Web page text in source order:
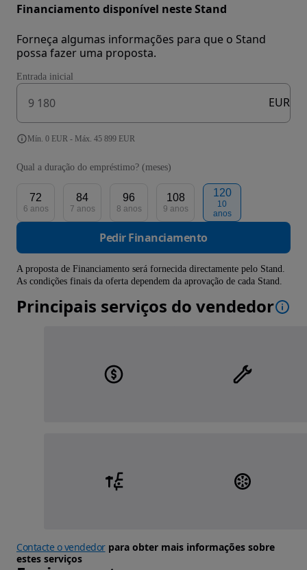
Financiamento disponível neste Stand
Forneça algumas informações para que o Stand
possa fazer uma proposta.
Entrada inicial
EUR
Mín. 0 EUR - Máx. 45 899 EUR
Qual a duração do empréstimo? (meses)
72
6 anos
84
7 anos
96
8 anos
108
9 anos
120
10
anos
Pedir Financiamento
A proposta de Financiamento será fornecida directamente pelo Stand.
As condições finais da oferta dependem da aprovação de cada Stand.
Principais serviços do vendedor
Contacte o vendedorpara obter mais informações sobre
estes serviços